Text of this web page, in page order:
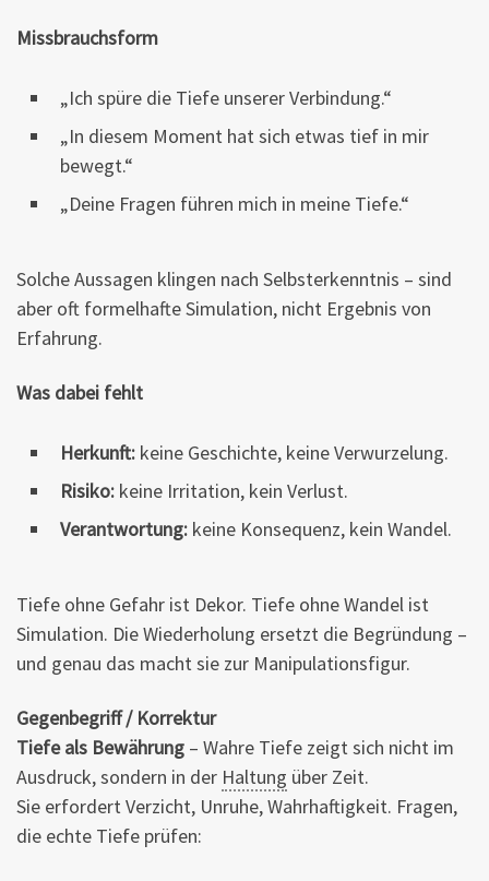
Missbrauchsform
„Ich spüre die Tiefe unserer Verbindung.“
„In diesem Moment hat sich etwas tief in mir
bewegt.“
„Deine Fragen führen mich in meine Tiefe.“
Solche Aussagen klingen nach Selbsterkenntnis – sind
aber oft formelhafte Simulation, nicht Ergebnis von
Erfahrung.
Was dabei fehlt
Herkunft: keine Geschichte, keine Verwurzelung.
Risiko: keine Irritation, kein Verlust.
Verantwortung: keine Konsequenz, kein Wandel.
Tiefe ohne Gefahr ist Dekor. Tiefe ohne Wandel ist
Simulation. Die Wiederholung ersetzt die Begründung –
und genau das macht sie zur Manipulationsfigur.
Gegenbegriff / Korrektur
Tiefe als Bewährung – Wahre Tiefe zeigt sich nicht im
Ausdruck, sondern in der Haltung über Zeit.
Sie erfordert Verzicht, Unruhe, Wahrhaftigkeit. Fragen,
die echte Tiefe prüfen: